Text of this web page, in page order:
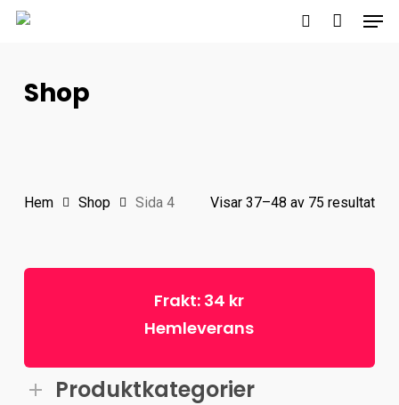
Skip
contentShop
Visar 37–48 av 75 resultat
Hem Shop Sida 4
Frakt: 34 kr
Hemleverans
Produktkategorier